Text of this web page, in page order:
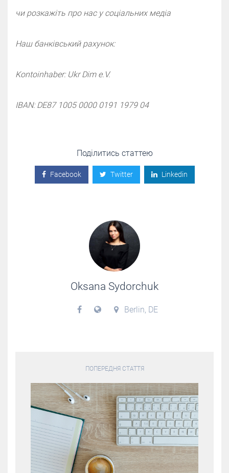
чи розкажіть про нас у cоціальних медіа
Наш банківський рахунок:
Kontoinhaber: Ukr Dim e.V.
IBAN: DE87 1005 0000 0191 1979 04
Поділитись статтею
Facebook Twitter Linkedin
Oksana Sydorchuk
Berlin, DE
ПОПЕРЕДНЯ СТАТТЯ